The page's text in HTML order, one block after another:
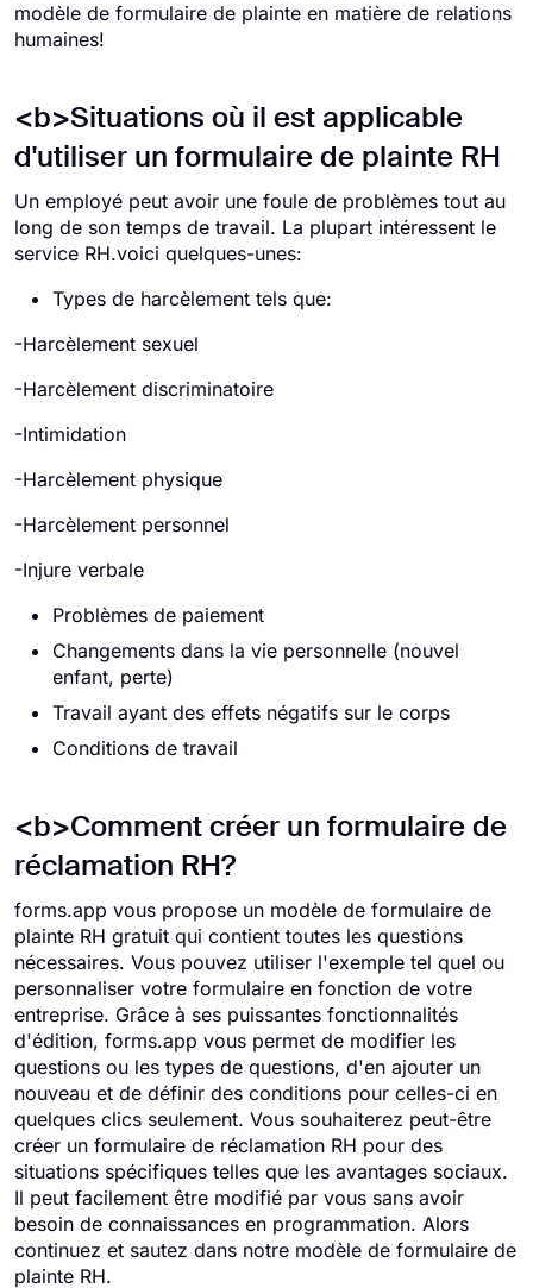
modèle de formulaire de plainte en matière de relations
humaines!
<b>Situations où il est applicable
d'utiliser un formulaire de plainte RH
Un employé peut avoir une foule de problèmes tout au
long de son temps de travail. La plupart intéressent le
service RH.voici quelques-unes:
Types de harcèlement tels que:
-Harcèlement sexuel
-Harcèlement discriminatoire
-Intimidation
-Harcèlement physique
-Harcèlement personnel
-Injure verbale
Problèmes de paiement
Changements dans la vie personnelle (nouvel
enfant, perte)
Travail ayant des effets négatifs sur le corps
Conditions de travail
<b>Comment créer un formulaire de
réclamation RH?
forms.app vous propose un modèle de formulaire de
plainte RH gratuit qui contient toutes les questions
nécessaires. Vous pouvez utiliser l'exemple tel quel ou
personnaliser votre formulaire en fonction de votre
entreprise. Grâce à ses puissantes fonctionnalités
d'édition, forms.app vous permet de modifier les
questions ou les types de questions, d'en ajouter un
nouveau et de définir des conditions pour celles-ci en
quelques clics seulement. Vous souhaiterez peut-être
créer un formulaire de réclamation RH pour des
situations spécifiques telles que les avantages sociaux.
Il peut facilement être modifié par vous sans avoir
besoin de connaissances en programmation. Alors
continuez et sautez dans notre modèle de formulaire de
plainte RH.